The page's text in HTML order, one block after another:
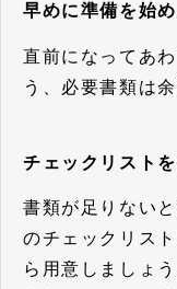
早めに準備を始め
直前になってあ
う、必要書類は
チェックリスト
書類が足りない
のチェックリス
ら用意しましょう